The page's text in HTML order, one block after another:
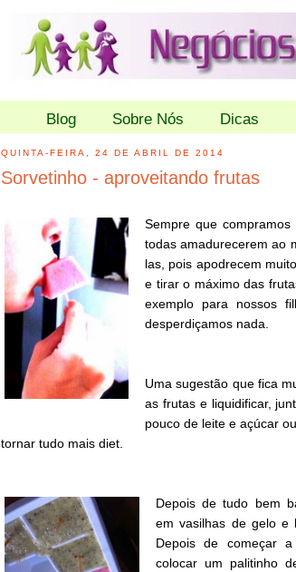
Blog Sobre Nós Dicas
QUINTA-FEIRA, 24 DE ABRIL DE 2014
Sorvetinho - aproveitando frutas
Sempre que
todas amadurecerem ao
las, pois apodrecem
e tirar o máximo das
exemplo para nossos
desperdiçamos nada.
Uma sugestão que fica
as frutas e liquidificar,
pouco de leite e açúcar
tornar tudo mais diet.
Depois de tudo bem
em vasilhas de gelo e
Depois de começar a
colocar um palitinho